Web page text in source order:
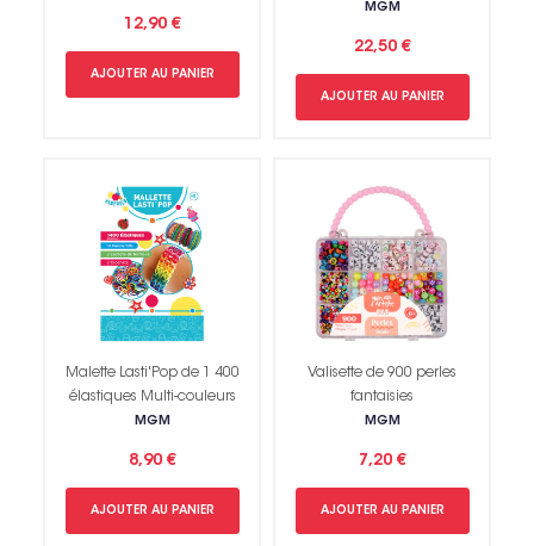
12,90 €
AJOUTER AU PANIER
MGM
22,50 €
AJOUTER AU PANIER
Malette Lasti'Pop de 1 400
élastiques Multi-couleurs
MGM
8,90 €
AJOUTER AU PANIER
Valisette de 900 perles
fantaisies
MGM
7,20 €
AJOUTER AU PANIER